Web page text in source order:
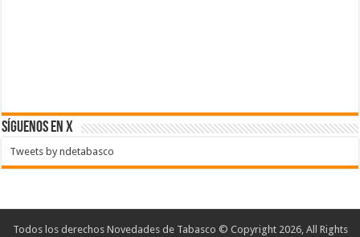
SÍGUENOS EN X
Tweets by ndetabasco
Todos los derechos Novedades de Tabasco © Copyright 2026, All Rights